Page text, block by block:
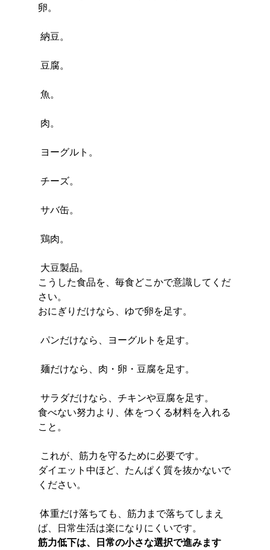
卵。
納豆。
豆腐。
魚。
肉。
ヨーグルト。
チーズ。
サバ缶。
鶏肉。
大豆製品。
こうした食品を、毎食どこかで意識してくだ
さい。
おにぎりだけなら、ゆで卵を足す。
パンだけなら、ヨーグルトを足す。
麺だけなら、肉・卵・豆腐を足す。
サラダだけなら、チキンや豆腐を足す。
食べない努力より、体をつくる材料を入れる
こと。
これが、筋力を守るために必要です。
ダイエット中ほど、たんぱく質を抜かないで
ください。
体重だけ落ちても、筋力まで落ちてしまえ
ば、日常生活は楽になりにくいです。
筋力低下は、日常の小さな選択で進みます